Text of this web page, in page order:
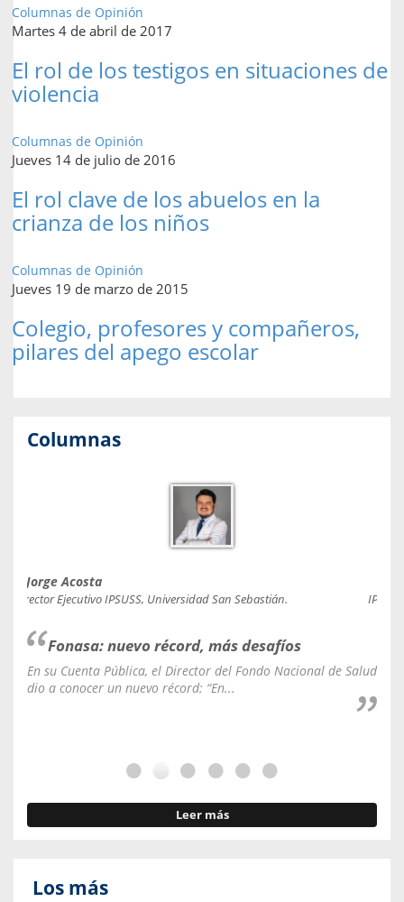
Columnas de Opinión
Martes 4 de abril de 2017
El rol de los testigos en situaciones de
violencia
Columnas de Opinión
Jueves 14 de julio de 2016
El rol clave de los abuelos en la
crianza de los niños
Columnas de Opinión
Jueves 19 de marzo de 2015
Colegio, profesores y compañeros,
pilares del apego escolar
Columnas
Jorge Acosta
Director Ejecutivo IPSUSS, Universidad San Sebastián.
Fonasa: nuevo récord, más desafíos
En su Cuenta Pública, el Director del Fondo Nacional de Salud
dio a conocer un nuevo récord: “En...
Leer más
Los más